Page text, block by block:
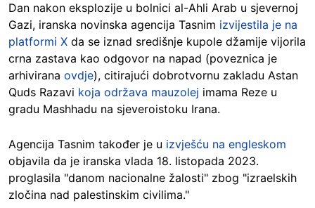
Dan nakon eksplozije u bolnici al-Ahli Arab u sjevernoj
Gazi, iranska novinska agencija Tasnim izvijestila je na
platformi X da se iznad središnje kupole džamije vijorila
crna zastava kao odgovor na napad (poveznica je
arhivirana ovdje), citirajući dobrotvornu zakladu Astan
Quds Razavi koja održava mauzolej imama Reze u
gradu Mashhadu na sjeveroistoku Irana.
Agencija Tasnim također je u izvješću na engleskom
objavila da je iranska vlada 18. listopada 2023.
proglasila "danom nacionalne žalosti" zbog "izraelskih
zločina nad palestinskim civilima."